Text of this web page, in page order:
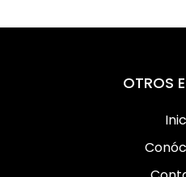
OTROS